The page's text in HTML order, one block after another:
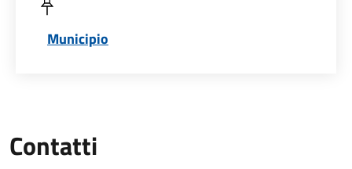
Municipio
Contatti